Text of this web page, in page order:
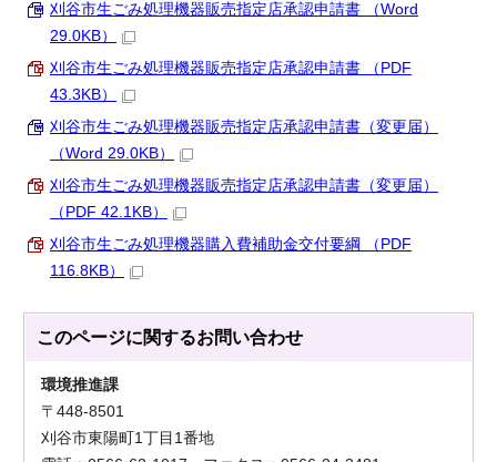
刈谷市生ごみ処理機器販売指定店承認申請書 （Word
29.0KB）
刈谷市生ごみ処理機器販売指定店承認申請書 （PDF
43.3KB）
刈谷市生ごみ処理機器販売指定店承認申請書（変更届）
（Word 29.0KB）
刈谷市生ごみ処理機器販売指定店承認申請書（変更届）
（PDF 42.1KB）
刈谷市生ごみ処理機器購入費補助金交付要綱 （PDF
116.8KB）
このページに関するお問い合わせ
環境推進課
〒448-8501
刈谷市東陽町1丁目1番地